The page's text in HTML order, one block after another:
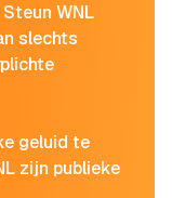
WNL
slechts
geluid te
zijn publieke